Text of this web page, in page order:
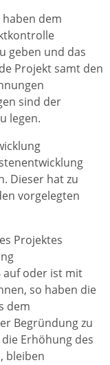
dem
geben und das
Projekt samt den
sind der
legen.
Dieser hat zu
vorgelegten
Projektes
auf oder ist mit
so haben die
dem
Begründung zu
Erhöhung des
bleiben